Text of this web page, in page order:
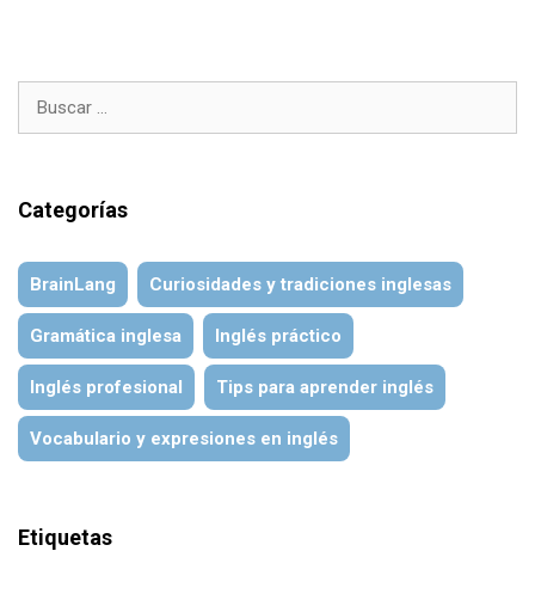
Categorías
BrainLang Curiosidades y tradiciones inglesas
Gramática inglesa Inglés práctico
Inglés profesional Tips para aprender inglés
Vocabulario y expresiones en inglés
Etiquetas